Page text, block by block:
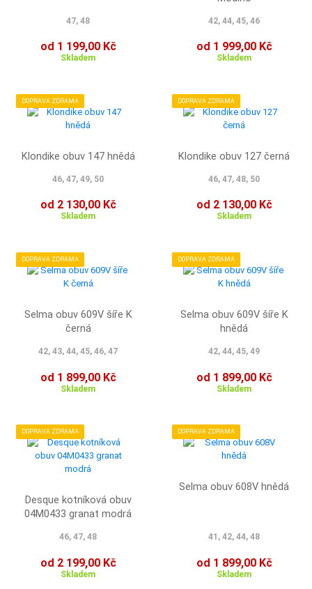
47, 48
od 1 199,00 Kč
Skladem
42, 44, 45, 46
od 1 999,00 Kč
Skladem
DOPRAVA ZDRAMA
Klondike obuv 147 hnědá
46, 47, 49, 50
od 2 130,00 Kč
Skladem
DOPRAVA ZDRAMA
Klondike obuv 127 černá
46, 47, 48, 50
od 2 130,00 Kč
Skladem
DOPRAVA ZDRAMA
Selma obuv 609V šíře K
černá
42, 43, 44, 45, 46, 47
od 1 899,00 Kč
Skladem
DOPRAVA ZDRAMA
Selma obuv 609V šíře K
hnědá
42, 44, 45, 49
od 1 899,00 Kč
Skladem
DOPRAVA ZDRAMA
Desque kotníková obuv
04M0433 granat modrá
46, 47, 48
od 2 199,00 Kč
Skladem
DOPRAVA ZDRAMA
Selma obuv 608V hnědá
41, 42, 44, 48
od 1 899,00 Kč
Skladem